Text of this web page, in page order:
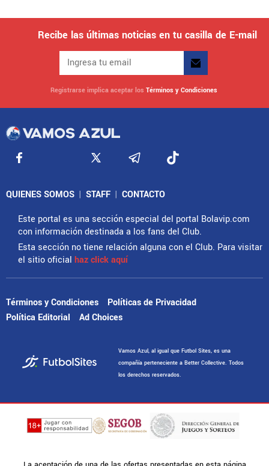
Recibe las últimas noticias en tu casilla de E-mail
Registrarse implica aceptar los Términos y Condiciones
QUIENES SOMOS | STAFF | CONTACTO
Este portal es una sección especial del portal Bolavip.com
con información destinada a los fans del Club.
Esta sección no tiene relación alguna con el Club. Para visitar
el sitio oficial haz click aquí
Términos y Condiciones
Políticas de Privacidad
Política Editorial
Ad Choices
Vamos Azul, al igual que Futbol Sites, es una
compañía perteneciente a Better Collective. Todos
los derechos reservados.